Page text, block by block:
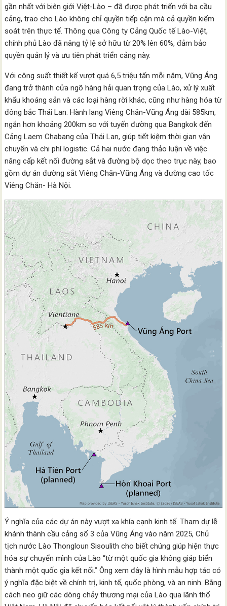
gần nhất với biên giới Việt-Lào – đã được phát triển với ba cầu
cảng, trao cho Lào không chỉ quyền tiếp cận mà cả quyền kiểm
soát trên thực tế. Thông qua Công ty Cảng Quốc tế Lào-Việt,
chính phủ Lào đã nâng tỷ lệ sở hữu từ 20% lên 60%, đảm bảo
quyền quản lý và ưu tiên phát triển cảng này.
Với công suất thiết kế vượt quá 6,5 triệu tấn mỗi năm, Vũng Áng
đang trở thành cửa ngõ hàng hải quan trọng của Lào, xử lý xuất
khẩu khoáng sản và các loại hàng rời khác, cũng như hàng hóa từ
đông bắc Thái Lan. Hành lang Viêng Chăn-Vũng Áng dài 585km,
ngắn hơn khoảng 200km so với tuyến đường qua Bangkok đến
Cảng Laem Chabang của Thái Lan, giúp tiết kiệm thời gian vận
chuyển và chi phí logistic. Cả hai nước đang thảo luận về việc
nâng cấp kết nối đường sắt và đường bộ dọc theo trục này, bao
gồm dự án đường sắt Viêng Chăn-Vũng Áng và đường cao tốc
Viêng Chăn- Hà Nội.
Ý nghĩa của các dự án này vượt xa khía cạnh kinh tế. Tham dự lễ
khánh thành cầu cảng số 3 của Vũng Áng vào năm 2025, Chủ
tịch nước Lào Thongloun Sisoulith cho biết chúng giúp hiện thực
hóa sự chuyển mình của Lào “từ một quốc gia không giáp biển
thành một quốc gia kết nối.” Ông xem đây là hình mẫu hợp tác có
ý nghĩa đặc biệt về chính trị, kinh tế, quốc phòng, và an ninh. Bằng
cách neo giữ các dòng chảy thương mại của Lào qua lãnh thổ